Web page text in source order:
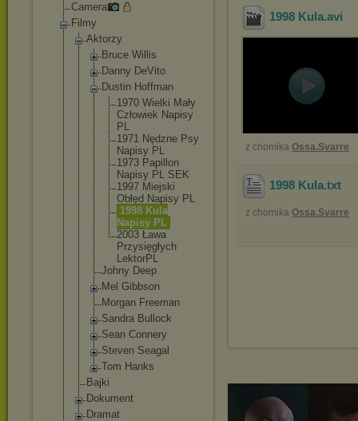
Camera
Filmy
Aktorzy
Bruce Willis
Danny DeVito
Dustin Hoffman
1970 Wielki Mały
Człowiek Napisy
PL
1971 Nędzne Psy
Napisy PL
1973 Papillon
Napisy PL SEK
1997 Miejski
Obłęd Napisy PL
1998 Kula
Napisy PL
2003 Ława
Przysięgłych
LektorPL
Johny Deep
Mel Gibbson
Morgan Freeman
Sandra Bullock
Sean Connery
Steven Seagal
Tom Hanks
Bajki
Dokument
Dramat
1998 Kula.avi
z chomika Ossa.Svarre
1998 Kula.txt
z chomika Ossa.Svarre